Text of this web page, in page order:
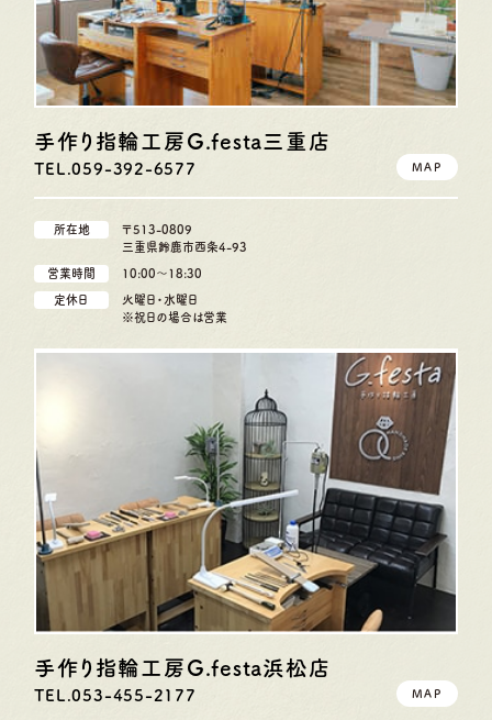
手作り指輪工房G.festa三重店
TEL.059-392-6577 MAP
所在地
〒513-0809
三重県鈴鹿市西条4-93
営業時間 10:00〜18:30
定休日
火曜日・水曜日
※祝日の場合は営業
手作り指輪工房G.festa浜松店
TEL.053-455-2177 MAP